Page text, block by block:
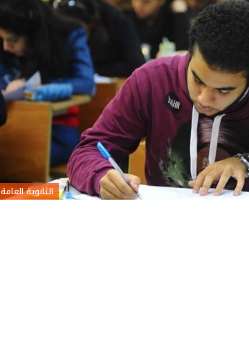
الثانوية العامة